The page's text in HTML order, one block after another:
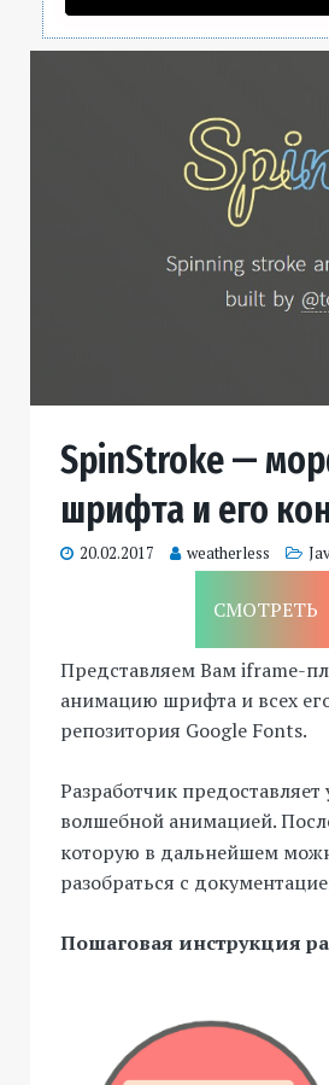
SpinStroke —
шрифта и его
20.02.2017 weatherless
СМОТРЕТЬ
Представляем Вам iframe-
анимацию шрифта и всех
репозитория Google Fonts.
Разработчик
волшебной анимацией.
которую в дальнейшем
разобраться с
Пошаговая инструкция